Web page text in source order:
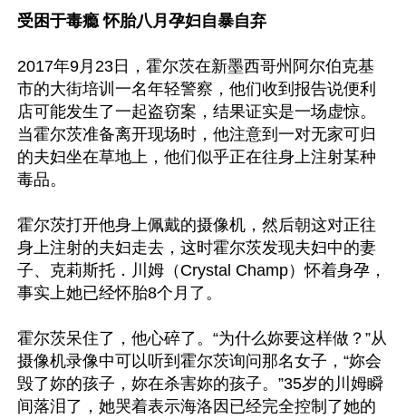
受困于毒瘾 怀胎八月孕妇自暴自弃
2017年9月23日，霍尔茨在新墨西哥州阿尔伯克基
市的大街培训一名年轻警察，他们收到报告说便利
店可能发生了一起盗窃案，结果证实是一场虚惊。
当霍尔茨准备离开现场时，他注意到一对无家可归
的夫妇坐在草地上，他们似乎正在往身上注射某种
毒品。
霍尔茨打开他身上佩戴的摄像机，然后朝这对正往
身上注射的夫妇走去，这时霍尔茨发现夫妇中的妻
子、克莉斯托．川姆（Crystal Champ）怀着身孕，
事实上她已经怀胎8个月了。
霍尔茨呆住了，他心碎了。“为什么妳要这样做？”从
摄像机录像中可以听到霍尔茨询问那名女子，“妳会
毁了妳的孩子，妳在杀害妳的孩子。”35岁的川姆瞬
间落泪了，她哭着表示海洛因已经完全控制了她的